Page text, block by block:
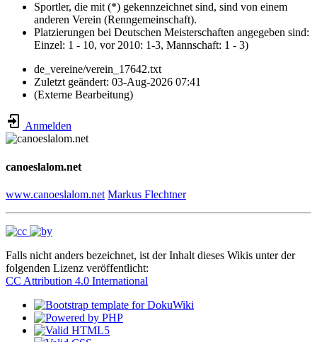
Sportler, die mit (*) gekennzeichnet sind, sind von einem
anderen Verein (Renngemeinschaft).
Platzierungen bei Deutschen Meisterschaften angegeben sind:
Einzel: 1 - 10, vor 2010: 1-3, Mannschaft: 1 - 3)
de_vereine/verein_17642.txt
Zuletzt geändert: 03-Aug-2026 07:41
(Externe Bearbeitung)
Anmelden
canoeslalom.net
www.canoeslalom.net Markus Flechtner
Falls nicht anders bezeichnet, ist der Inhalt dieses Wikis unter der
folgenden Lizenz veröffentlicht:
CC Attribution 4.0 International